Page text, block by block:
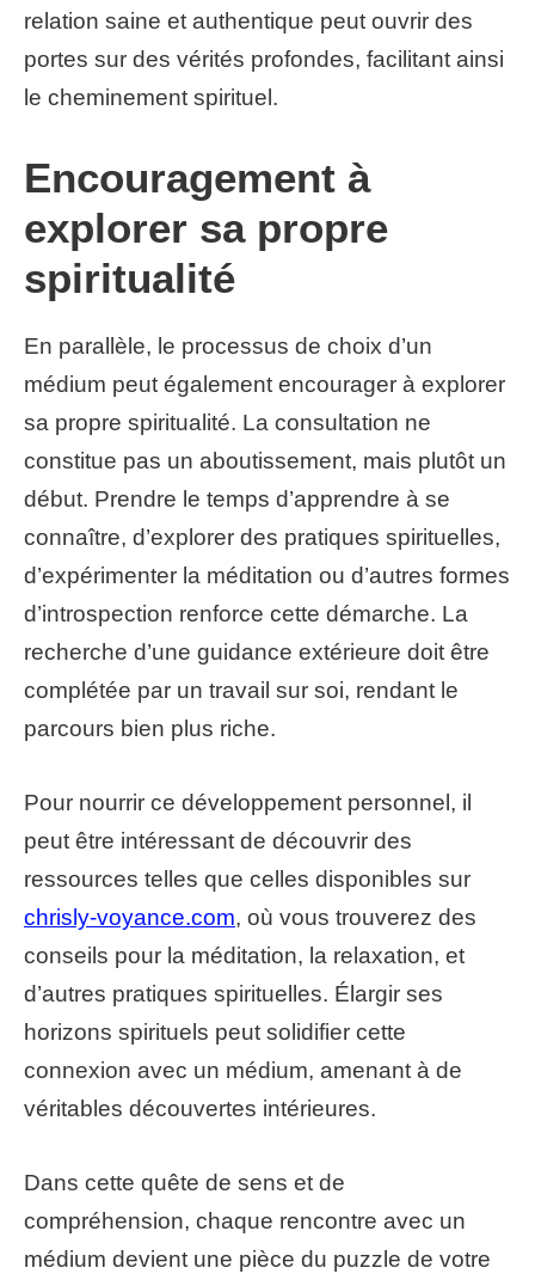
relation saine et authentique peut ouvrir des
portes sur des vérités profondes, facilitant ainsi
le cheminement spirituel.
Encouragement à
explorer sa propre
spiritualité
En parallèle, le processus de choix d’un
médium peut également encourager à explorer
sa propre spiritualité. La consultation ne
constitue pas un aboutissement, mais plutôt un
début. Prendre le temps d’apprendre à se
connaître, d’explorer des pratiques spirituelles,
d’expérimenter la méditation ou d’autres formes
d’introspection renforce cette démarche. La
recherche d’une guidance extérieure doit être
complétée par un travail sur soi, rendant le
parcours bien plus riche.
Pour nourrir ce développement personnel, il
peut être intéressant de découvrir des
ressources telles que celles disponibles sur
chrisly-voyance.com, où vous trouverez des
conseils pour la méditation, la relaxation, et
d’autres pratiques spirituelles. Élargir ses
horizons spirituels peut solidifier cette
connexion avec un médium, amenant à de
véritables découvertes intérieures.
Dans cette quête de sens et de
compréhension, chaque rencontre avec un
médium devient une pièce du puzzle de votre